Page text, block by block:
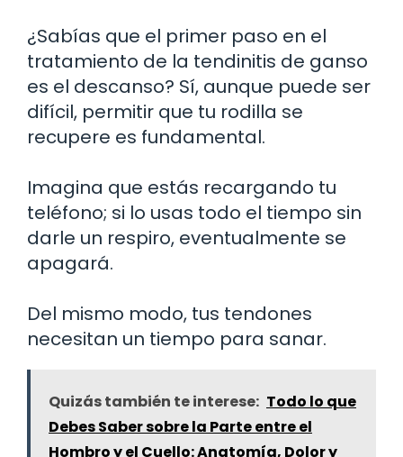
¿Sabías que el primer paso en el
tratamiento de la tendinitis de ganso
es el descanso? Sí, aunque puede ser
difícil, permitir que tu rodilla se
recupere es fundamental.
Imagina que estás recargando tu
teléfono; si lo usas todo el tiempo sin
darle un respiro, eventualmente se
apagará.
Del mismo modo, tus tendones
necesitan un tiempo para sanar.
Quizás también te interese: Todo lo que
Debes Saber sobre la Parte entre el
Hombro y el Cuello: Anatomía, Dolor y